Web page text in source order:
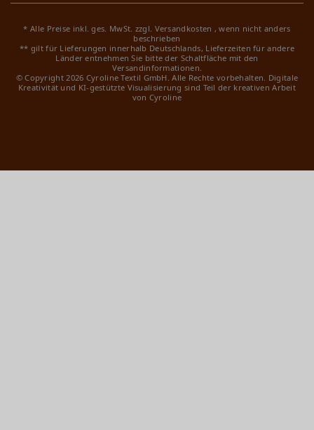
* Alle Preise inkl. ges. MwSt. zzgl. Versandkosten , wenn nicht anders
beschrieben
** gilt für Lieferungen innerhalb Deutschlands, Lieferzeiten für andere
Länder entnehmen Sie bitte der Schaltfläche mit den
Versandinformationen.
© Copyright 2026 Cyroline Textil GmbH. Alle Rechte vorbehalten. Digitale
Kreativität und KI-gestützte Visualisierung sind Teil der kreativen Arbeit
von Cyroline